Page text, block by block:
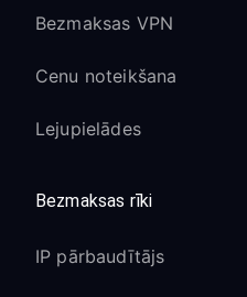
Bezmaksas VPN
Cenu noteikšana
Lejupielādes
Bezmaksas rīki
IP pārbaudītājs